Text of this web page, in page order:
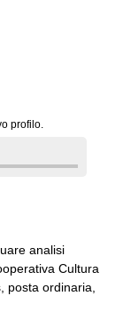
profilo.
analisi
Cultura
posta ordinaria,